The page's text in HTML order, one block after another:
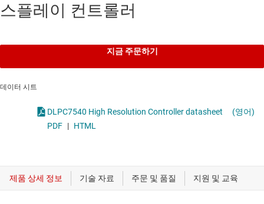
스플레이 컨트롤러
지금 주문하기
데이터 시트
DLPC7540 High Resolution Controller datasheet
(영어)
PDF | HTML